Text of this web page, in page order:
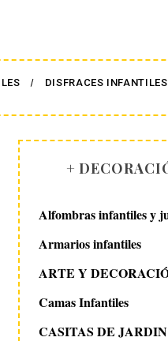
DISFRACES INFANTILES
+
Alfombras infantiles y
Armarios infantiles
ARTE Y
Camas Infantiles
CASITAS DE JARDIN